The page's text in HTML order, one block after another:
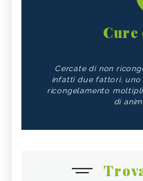
Cure
Cercate di non
infatti due fattori, uno
ricongelamento
di